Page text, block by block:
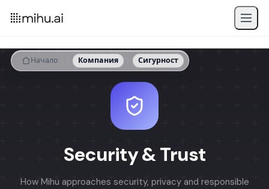
Начало Компания Сигурност
Security & Trust
How Mihu approaches security, privacy and responsible